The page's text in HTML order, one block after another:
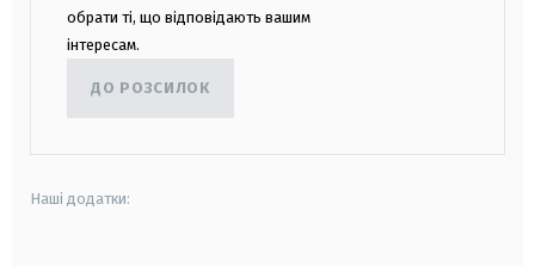
обрати ті, що відповідають вашим
інтересам.
ДО РОЗСИЛОК
Наші додатки: